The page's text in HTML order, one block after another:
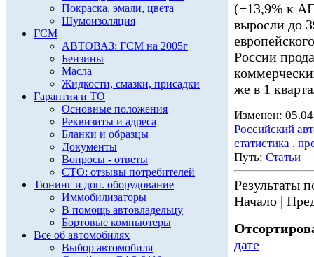
Покраска, эмали, цвета
Шумоизоляция
ГСМ
АВТОВАЗ: ГСМ на 2005г
Бензины
Масла
Жидкости, смазки, присадки
Гарантия и ТО
Основные положения
Реквизиты и адреса
Бланки и образцы
Документы
Вопросы - ответы
СТО: отзывы потребителей
Тюнинг и доп. оборудование
Иммобилизаторы
В помощь автовладельцу
Бортовые компьютеры
Все об автомобилях
Выбор автомобиля
(+13,9% к
выросли до
России
же в 1
Изменен:
Российский
статистика ,
Путь: Статьи
Результаты
Начало |
дате